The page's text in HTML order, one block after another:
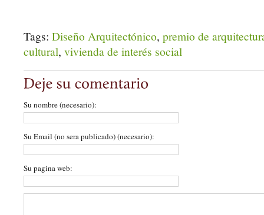
Tags: Diseño Arquitectónico, premio de
cultural, vivienda de interés social
Su nombre (necesario):
Su Email (no sera publicado) (necesario):
Su pagina web: